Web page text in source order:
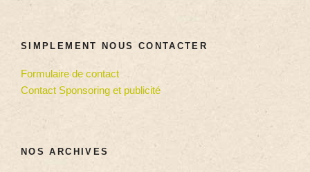
SIMPLEMENT NOUS CONTACTER
Formulaire de contact
Contact Sponsoring et publicité
NOS ARCHIVES